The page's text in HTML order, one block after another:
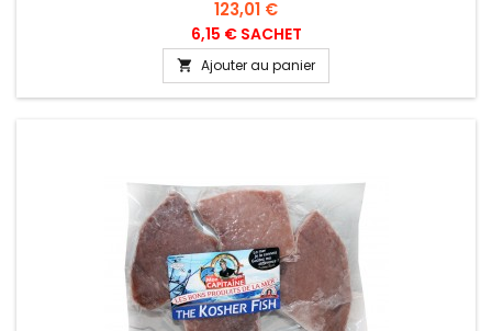
Prix
123,01 €
6,15 € SACHET
 Ajouter au panier